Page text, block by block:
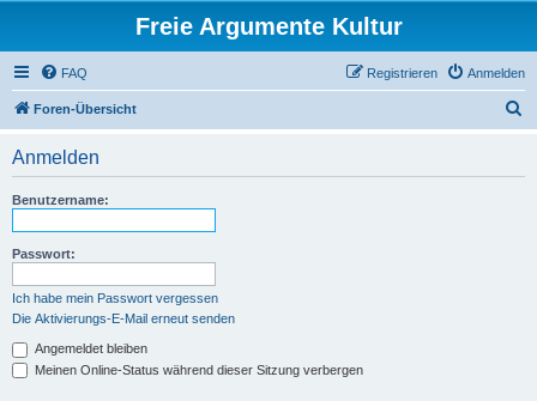
Freie Argumente Kultur
FAQ Anmelden
Registrieren
Foren-Übersicht
Anmelden
Benutzername:
Passwort:
Ich habe mein Passwort vergessen
Die Aktivierungs-E-Mail erneut senden
Angemeldet bleiben
Meinen Online-Status während dieser Sitzung verbergen